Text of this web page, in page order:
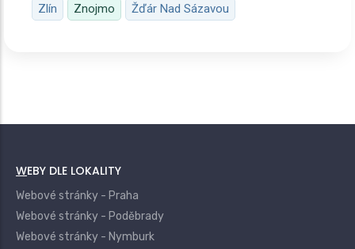
Zlín
Znojmo Žďár Nad Sázavou
WEBY DLE LOKALITY
Webové stránky - Praha
Webové stránky - Poděbrady
Webové stránky - Nymburk